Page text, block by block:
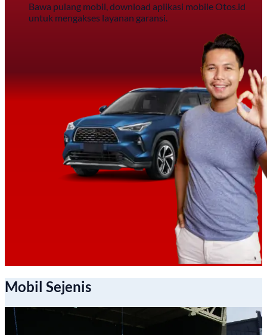
Bawa pulang mobil, download aplikasi mobile Otos.id
untuk mengakses layanan garansi.
Mobil Sejenis